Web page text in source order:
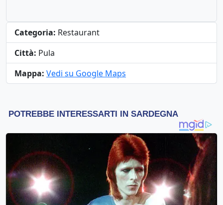
Categoria: Restaurant
Città: Pula
Mappa: Vedi su Google Maps